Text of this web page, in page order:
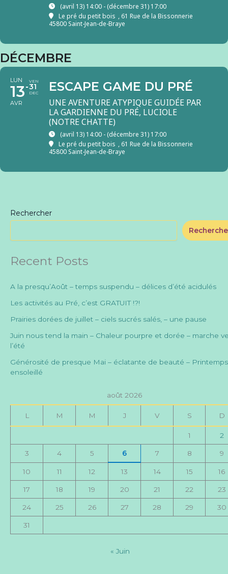
(avril 13) 14:00 - (décembre 31) 17:00
Le pré du petit bois , 61 Rue de la Bissonnerie
45800 Saint-Jean-de-Braye
DÉCEMBRE
LUN
13
AVR
VEN
31
DEC ESCAPE GAME DU PRÉ
UNE AVENTURE ATYPIQUE GUIDÉE PAR
LA GARDIENNE DU PRÉ, LUCIOLE
(NOTRE CHATTE)
(avril 13) 14:00 - (décembre 31) 17:00
Le pré du petit bois , 61 Rue de la Bissonnerie
45800 Saint-Jean-de-Braye
Rechercher
Recent Posts
A la presqu’Août – temps suspendu – délices d’été acidulés
Les activités au Pré, c’est GRATUIT !?!
Prairies dorées de juillet – ciels sucrés salés, – une pause
Juin nous tend la main – Chaleur pourpre et dorée – marche
l’été
Générosité de presque Mai – éclatante de beauté – Printemps
ensoleillé
août 2026
L M M J V S D
1 2
3 4 5 6 7 8 9
10 11 12 13 14 15 16
17 18 19 20 21 22 23
24 25 26 27 28 29 30
31
« Juin